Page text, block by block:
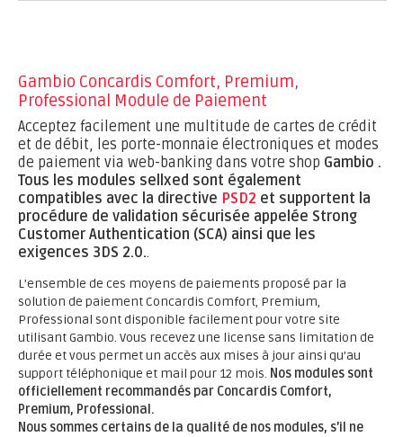
Gambio Concardis Comfort, Premium,
Professional Module de Paiement
Acceptez facilement une multitude de cartes de crédit
et de débit, les porte-monnaie électroniques et modes
de paiement via web-banking dans votre shop Gambio .
Tous les modules sellxed sont également
compatibles avec la directive PSD2 et supportent la
procédure de validation sécurisée appelée Strong
Customer Authentication (SCA) ainsi que les
exigences 3DS 2.0..
L’ensemble de ces moyens de paiements proposé par la
solution de paiement Concardis Comfort, Premium,
Professional sont disponible facilement pour votre site
utilisant Gambio. Vous recevez une license sans limitation de
durée et vous permet un accès aux mises à jour ainsi qu’au
support téléphonique et mail pour 12 mois. Nos modules sont
officiellement recommandés par Concardis Comfort,
Premium, Professional.
Nous sommes certains de la qualité de nos modules, s’il ne